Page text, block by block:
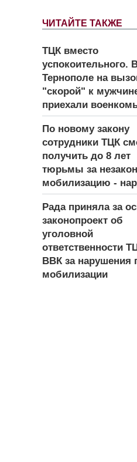
ЧИТАЙТЕ ТАКЖЕ
ТЦК вместо
успокоительного.
Тернополе на
"скорой" к
приехали
По новому закону
сотрудники ТЦК
получить до 8 лет
тюрьмы за
мобилизацию -
Рада приняла за
законопроект об
уголовной
ответственности
ВВК за нарушения
мобилизации